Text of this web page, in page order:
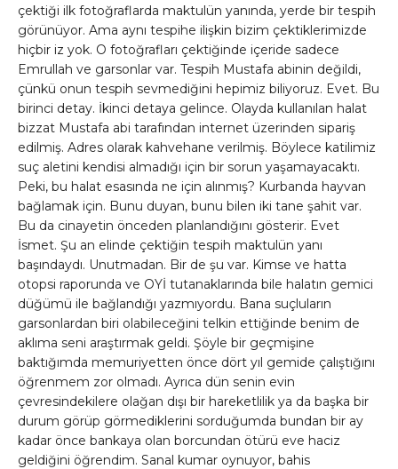
çektiği ilk fotoğraflarda maktulün yanında, yerde bir tespih
görünüyor. Ama aynı tespihe ilişkin bizim çektiklerimizde
hiçbir iz yok. O fotoğrafları çektiğinde içeride sadece
Emrullah ve garsonlar var. Tespih Mustafa abinin değildi,
çünkü onun tespih sevmediğini hepimiz biliyoruz. Evet. Bu
birinci detay. İkinci detaya gelince. Olayda kullanılan halat
bizzat Mustafa abi tarafından internet üzerinden sipariş
edilmiş. Adres olarak kahvehane verilmiş. Böylece katilimiz
suç aletini kendisi almadığı için bir sorun yaşamayacaktı.
Peki, bu halat esasında ne için alınmış? Kurbanda hayvan
bağlamak için. Bunu duyan, bunu bilen iki tane şahit var.
Bu da cinayetin önceden planlandığını gösterir. Evet
İsmet. Şu an elinde çektiğin tespih maktulün yanı
başındaydı. Unutmadan. Bir de şu var. Kimse ve hatta
otopsi raporunda ve OYİ tutanaklarında bile halatın gemici
düğümü ile bağlandığı yazmıyordu. Bana suçluların
garsonlardan biri olabileceğini telkin ettiğinde benim de
aklıma seni araştırmak geldi. Şöyle bir geçmişine
baktığımda memuriyetten önce dört yıl gemide çalıştığını
öğrenmem zor olmadı. Ayrıca dün senin evin
çevresindekilere olağan dışı bir hareketlilik ya da başka bir
durum görüp görmediklerini sorduğumda bundan bir ay
kadar önce bankaya olan borcundan ötürü eve haciz
geldiğini öğrendim. Sanal kumar oynuyor, bahis